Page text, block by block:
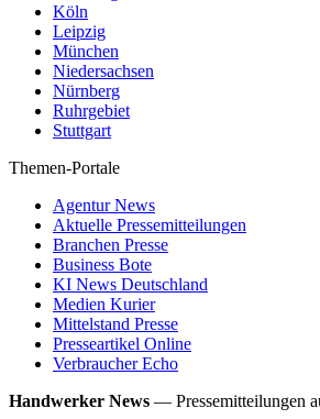
Köln
Leipzig
München
Niedersachsen
Nürnberg
Ruhrgebiet
Stuttgart
Themen-Portale
Agentur News
Aktuelle Pressemitteilungen
Branchen Presse
Business Bote
KI News Deutschland
Medien Kurier
Mittelstand Presse
Presseartikel Online
Verbraucher Echo
Handwerker News — Pressemitteilungen